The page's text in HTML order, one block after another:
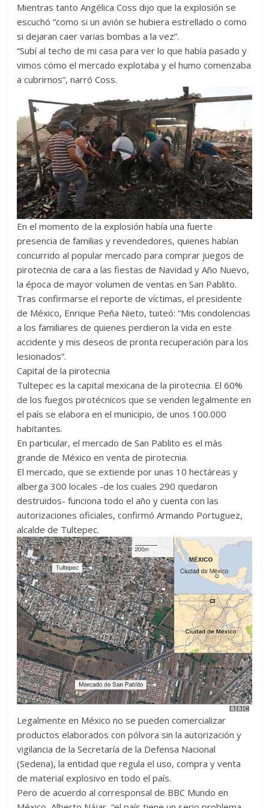
Mientras tanto Angélica Coss dijo que la explosión se
escuchó “como si un avión se hubiera estrellado o como
si dejaran caer varias bombas a la vez”.
“Subí al techo de mi casa para ver lo que había pasado y
vimos cómo el mercado explotaba y el humo comenzaba
a cubrirnos”, narró Coss.
En el momento de la explosión había una fuerte
presencia de familias y revendedores, quienes habían
concurrido al popular mercado para comprar juegos de
pirotecnia de cara a las fiestas de Navidad y Año Nuevo,
la época de mayor volumen de ventas en San Pablito.
Tras confirmarse el reporte de víctimas, el presidente
de México, Enrique Peña Nieto, tuiteó: “Mis condolencias
a los familiares de quienes perdieron la vida en este
accidente y mis deseos de pronta recuperación para los
lesionados”.
Capital de la pirotecnia
Tultepec es la capital mexicana de la pirotecnia. El 60%
de los fuegos pirotécnicos que se venden legalmente en
el país se elabora en el municipio, de unos 100.000
habitantes.
En particular, el mercado de San Pablito es el más
grande de México en venta de pirotecnia.
El mercado, que se extiende por unas 10 hectáreas y
alberga 300 locales -de los cuales 290 quedaron
destruidos- funciona todo el año y cuenta con las
autorizaciones oficiales, confirmó Armando Portuguez,
alcalde de Tultepec.
Legalmente en México no se pueden comercializar
productos elaborados con pólvora sin la autorización y
vigilancia de la Secretaría de la Defensa Nacional
(Sedena), la entidad que regula el uso, compra y venta
de material explosivo en todo el país.
Pero de acuerdo al corresponsal de BBC Mundo en